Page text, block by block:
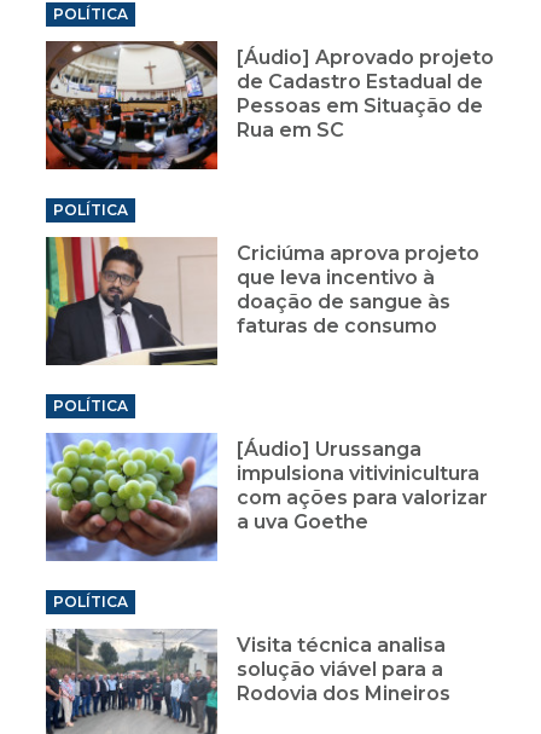
POLÍTICA
[Áudio] Aprovado projeto
de Cadastro Estadual de
Pessoas em Situação de
Rua em SC
POLÍTICA
Criciúma aprova projeto
que leva incentivo à
doação de sangue às
faturas de consumo
POLÍTICA
[Áudio] Urussanga
impulsiona vitivinicultura
com ações para valorizar
a uva Goethe
POLÍTICA
Visita técnica analisa
solução viável para a
Rodovia dos Mineiros